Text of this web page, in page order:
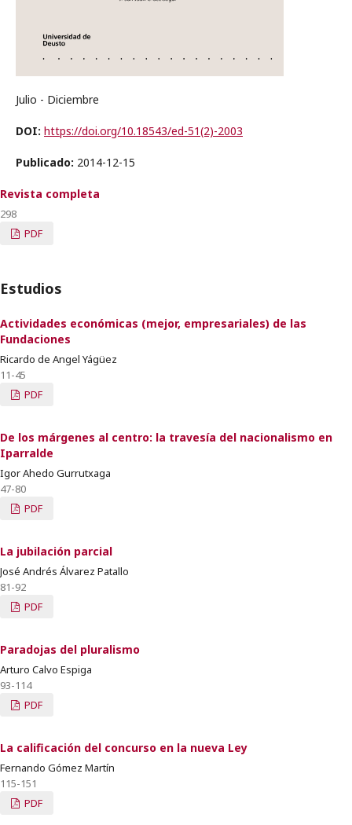
Julio - Diciembre
DOI: https://doi.org/10.18543/ed-51(2)-2003
Publicado: 2014-12-15
Revista completa
298
PDF
Estudios
Actividades económicas (mejor, empresariales) de las
Fundaciones
Ricardo de Angel Yágüez
11-45
PDF
De los márgenes al centro: la travesía del nacionalismo en
Iparralde
Igor Ahedo Gurrutxaga
47-80
PDF
La jubilación parcial
José Andrés Álvarez Patallo
81-92
PDF
Paradojas del pluralismo
Arturo Calvo Espiga
93-114
PDF
La calificación del concurso en la nueva Ley
Fernando Gómez Martín
115-151
PDF